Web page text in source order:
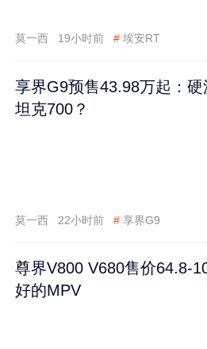
莫一西 19小时前 # 埃安RT
享界G9预售43.98万起：
坦克700？
莫一西 22小时前 # 享界G9
尊界V800 V680售价64.8-
好的MPV